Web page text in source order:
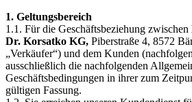
1. Geltungsbereich
1.1. Für die Geschäftsbeziehung zwischen
Dr. Korsatko KG, Piberstraße 4, 8572
„Verkäufer“) und dem Kunden
ausschließlich die nachfolgenden
Geschäftsbedingungen in ihrer zum
gültigen Fassung.